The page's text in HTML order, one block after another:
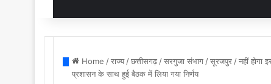
Home /राज्य/छत्तीसगढ़/सरगुजा संभाग/सूरजपुर/नहीं होगा
प्रशासन के साथ हुई बैठक में लिया गया निर्णय